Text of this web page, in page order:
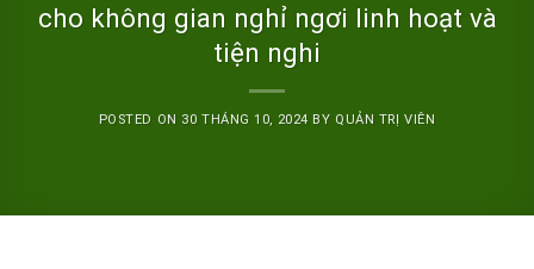
cho không gian nghỉ ngơi linh hoạt và
tiện nghi
POSTED ON 30 THÁNG 10, 2024 BY QUẢN TRỊ VIÊN